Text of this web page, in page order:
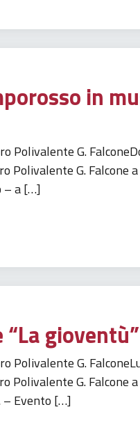
in
Polivalente G.
Polivalente G. Falcone
– a […]
“La gioventù”
Polivalente G.
Polivalente G. Falcone
– Evento […]